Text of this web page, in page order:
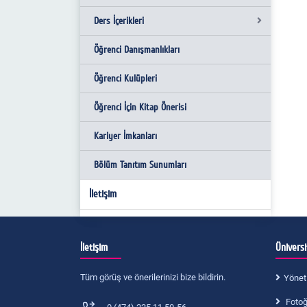
Ölçme ve Değerlendirme Komisyonu
Özel Gereksinimli Öğrenci Danışmanlığı
Yatay Geçiş ve İntibak Komisyonu
Ders İçerikleri
Lisans Ders İçerikleri
Yüksek Lisans Ders İçerikleri
Doktora Ders İçerikleri
Öğrenci Danışmanlıkları
Öğrenci Kulüpleri
Öğrenci İçin Kitap Önerisi
Kariyer İmkanları
Bölüm Tanıtım Sunumları
İletişim
İletişim
Tüm görüş ve önerilerinizi bize bildirin.